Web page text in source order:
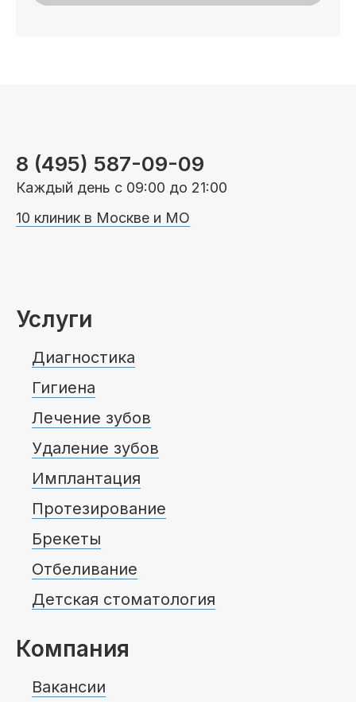
8 (495) 587-09-09
Каждый день с 09:00 до 21:00
10 клиник в Москве и МО
Услуги
Диагностика
Гигиена
Лечение зубов
Удаление зубов
Имплантация
Протезирование
Брекеты
Отбеливание
Детская стоматология
Компания
Вакансии